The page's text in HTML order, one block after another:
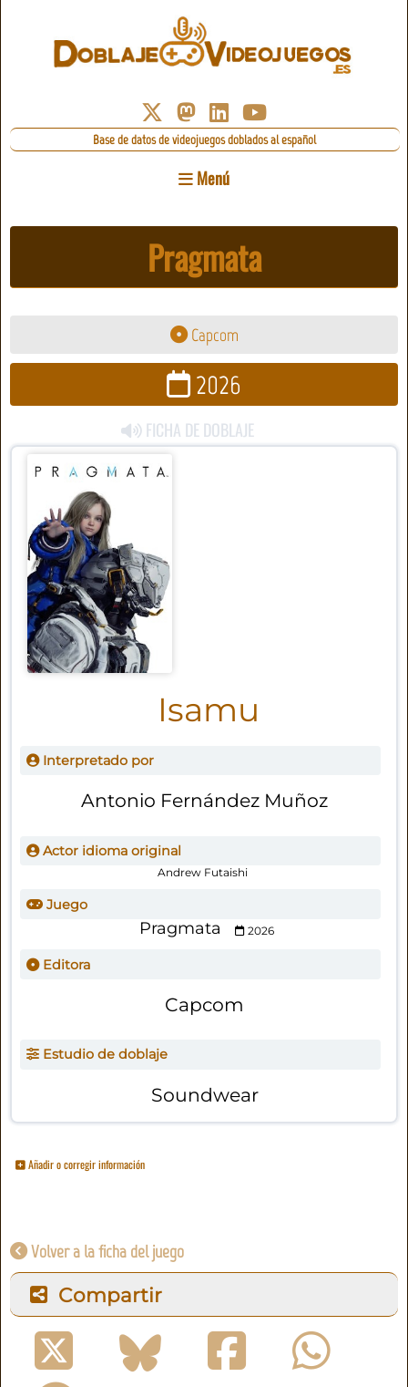
Base de datos de videojuegos doblados al español
Menú
Pragmata
Capcom
2026
FICHA DE DOBLAJE
Isamu
Interpretado por
Antonio Fernández Muñoz
Actor idioma original
Andrew Futaishi
Juego
Pragmata 2026
Editora
Capcom
Estudio de doblaje
Soundwear
Añadir o corregir información
Volver a la ficha del juego
Compartir